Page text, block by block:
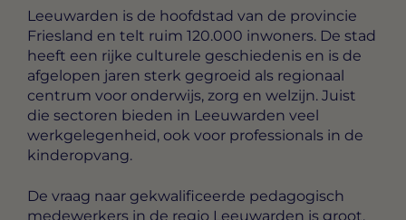
Leeuwarden is de hoofdstad van de provincie
Friesland en telt ruim 120.000 inwoners. De stad
heeft een rijke culturele geschiedenis en is de
afgelopen jaren sterk gegroeid als regionaal
centrum voor onderwijs, zorg en welzijn. Juist
die sectoren bieden in Leeuwarden veel
werkgelegenheid, ook voor professionals in de
kinderopvang.
De vraag naar gekwalificeerde pedagogisch
medewerkers in de regio Leeuwarden is groot.